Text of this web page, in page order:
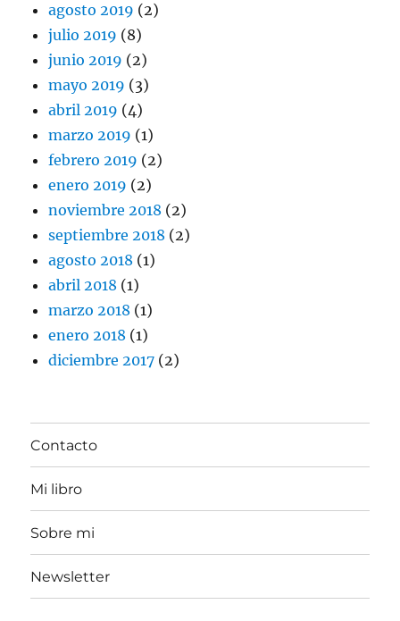
agosto 2019 (2)
julio 2019 (8)
junio 2019 (2)
mayo 2019 (3)
abril 2019 (4)
marzo 2019 (1)
febrero 2019 (2)
enero 2019 (2)
noviembre 2018 (2)
septiembre 2018 (2)
agosto 2018 (1)
abril 2018 (1)
marzo 2018 (1)
enero 2018 (1)
diciembre 2017 (2)
Contacto
Mi libro
Sobre mi
Newsletter